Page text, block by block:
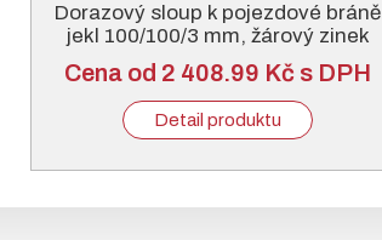
Dorazový sloup k pojezdové bráně
jekl 100/100/3 mm, žárový zinek
Cena od 2 408.99 Kč s DPH
Detail produktu